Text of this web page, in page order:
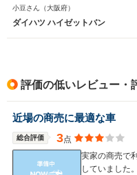
しなければ長
いと思いま
として考えた
小豆さん （大阪府）
ダイハツ ハイゼットバン
評価の低いレビュー・
近場の商売に最適な車
総合評価 3点
実家の商売で
していました